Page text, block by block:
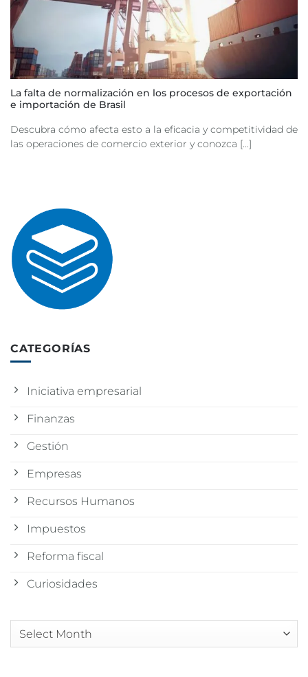
La falta de normalización en los procesos de exportación
e importación de Brasil
Descubra cómo afecta esto a la eficacia y competitividad de
las operaciones de comercio exterior y conozca [...]
CATEGORÍAS
Iniciativa empresarial
Finanzas
Gestión
Empresas
Recursos Humanos
Impuestos
Reforma fiscal
Curiosidades
Arquivos